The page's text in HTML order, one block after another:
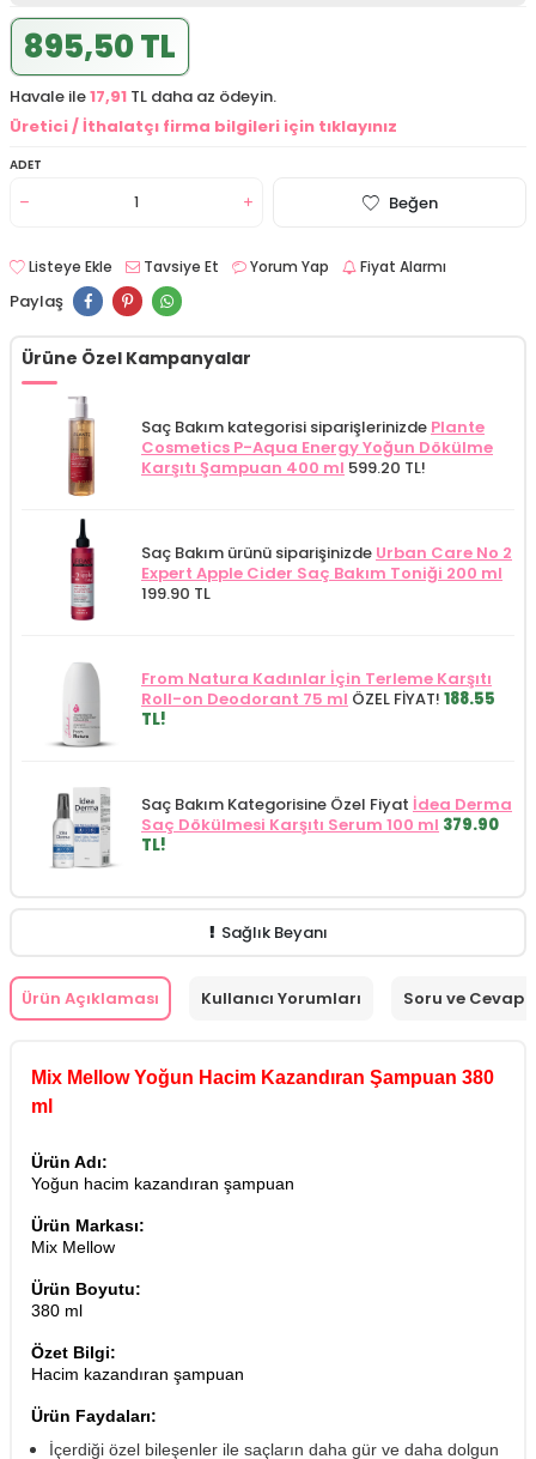
895,50 TL
Havale ile17,91 TL daha az ödeyin.
Üretici / İthalatçı firma bilgileri için tıklayınız
ADET
Beğen
Listeye Ekle Tavsiye Et Yorum Yap Fiyat Alarmı
Paylaş
Ürüne Özel Kampanyalar
Saç Bakım kategorisi siparişlerinizde Plante
Cosmetics P-Aqua Energy Yoğun Dökülme
Karşıtı Şampuan 400 ml 599.20 TL!
Saç Bakım ürünü siparişinizde Urban Care No 2
Expert Apple Cider Saç Bakım Toniği 200 ml
199.90 TL
From Natura Kadınlar İçin Terleme Karşıtı
Roll-on Deodorant 75 ml ÖZEL FİYAT! 188.55
TL!
Saç Bakım Kategorisine Özel Fiyat İdea Derma
Saç Dökülmesi Karşıtı Serum 100 ml 379.90
TL!
Sağlık Beyanı
Ürün Açıklaması Kullanıcı Yorumları Soru ve Cevap
Mix Mellow Yoğun Hacim Kazandıran Şampuan 380
ml
Ürün Adı:
Yoğun hacim kazandıran şampuan
Ürün Markası:
Mix Mellow
Ürün Boyutu:
380 ml
Özet Bilgi:
Hacim kazandıran şampuan
Ürün Faydaları:
İçerdiği özel bileşenler ile saçların daha gür ve daha dolgun